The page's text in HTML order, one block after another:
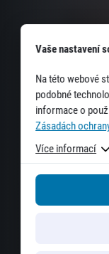
Vaše nastavení
Na této webové
podobné
informace o
Zásadách
Více informací